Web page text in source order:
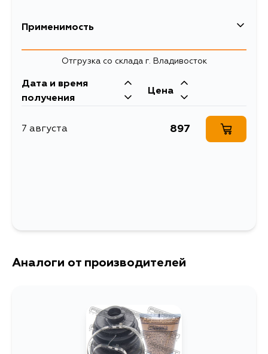
Масса, кг 0.103
Описание
Применимость
Отгрузка со склада г. Владивосток
Дата и время
получения
Цена
7 августа 897
Аналоги от производителей